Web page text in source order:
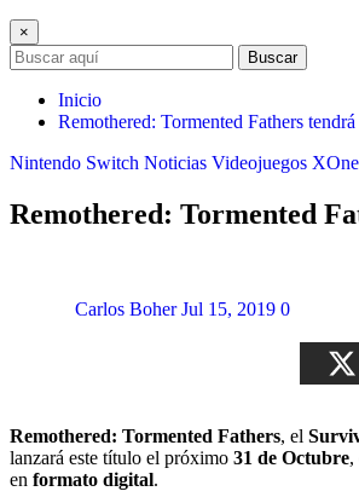
×
Buscar
Inicio
Remothered: Tormented Fathers
Nintendo Switch Noticias Videojuegos XOne
Remothered: Tormented
Carlos Boher Jul 15, 2019 0
Remothered: Tormented Fathers, el
lanzará este título el próximo31 de Octubre,
en formato digital.